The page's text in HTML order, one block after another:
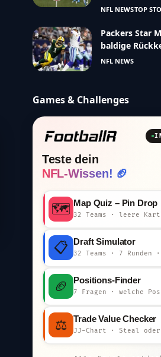
NFL NEWSTOP
Packers Star
baldige
NFL NEWS
Games & Challenges
Teste dein
NFL-Wissen! 🏈
🗺️ Map Quiz – Pin Drop
📋 Draft Simulator
🏈 Positions-Finder
⚖️ Trade Value Checker